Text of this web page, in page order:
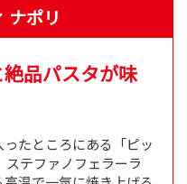
ナポリ
品パスタが味
たところにある「ピッ
ステファノフェラーラ